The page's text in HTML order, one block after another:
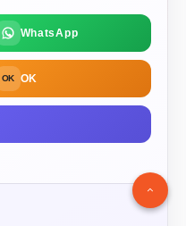
WhatsApp
OK OK